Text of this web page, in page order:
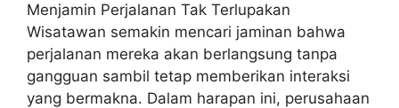
Menjamin Perjalanan Tak Terlupakan
Wisatawan semakin mencari jaminan bahwa
perjalanan mereka akan berlangsung tanpa
gangguan sambil tetap memberikan interaksi
yang bermakna. Dalam harapan ini, perusahaan